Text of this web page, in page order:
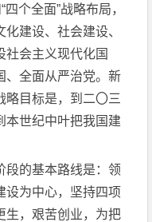
个全面”战略布局，
建设、社会建设、
社会主义现代化国
、全面从严治党。新
略目标是，到二〇三
本世纪中叶把我国建
段的基本路线是：领
设为中心，坚持四项
生，艰苦创业，为把